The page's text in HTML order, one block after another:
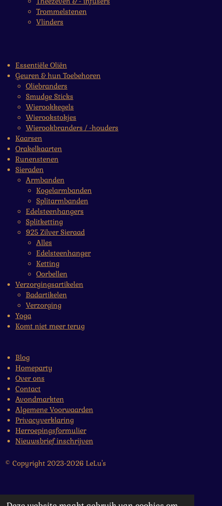
Trommelstenen
Vlinders
Essentiële Oliën
Geuren & hun Toebehoren
Oliebranders
Smudge Sticks
Wierookkegels
Wierookstokjes
Wierookbranders / -houders
Kaarsen
Orakelkaarten
Runenstenen
Sieraden
Armbanden
Kogelarmbanden
Splitarmbanden
Edelsteenhangers
Splitketting
925 Zilver Sieraad
Alles
Edelsteenhanger
Ketting
Oorbellen
Verzorgingsartikelen
Badartikelen
Verzorging
Yoga
Komt niet meer terug
Blog
Homeparty
Over ons
Contact
Avondmarkten
Algemene Voorwaarden
Privacyverklaring
Herroepingsformulier
Nieuwsbrief inschrijven
© Copyright 2023-2026 LeLu's